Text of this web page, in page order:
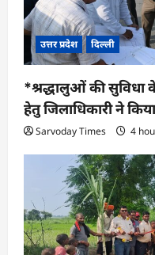
उत्तर प्रदेश दिल्ली
*श्रद्धालुओं की सुविधा
हेतु जिलाधिकारी ने
Sarvoday Times 4